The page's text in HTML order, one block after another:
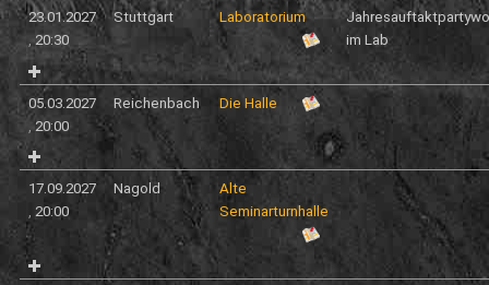
23.01.2027
, 20:30
Stuttgart Laboratorium
im Lab
05.03.2027
, 20:00
Reichenbach Die Halle
17.09.2027
, 20:00
Nagold
Alte
Seminarturnhalle